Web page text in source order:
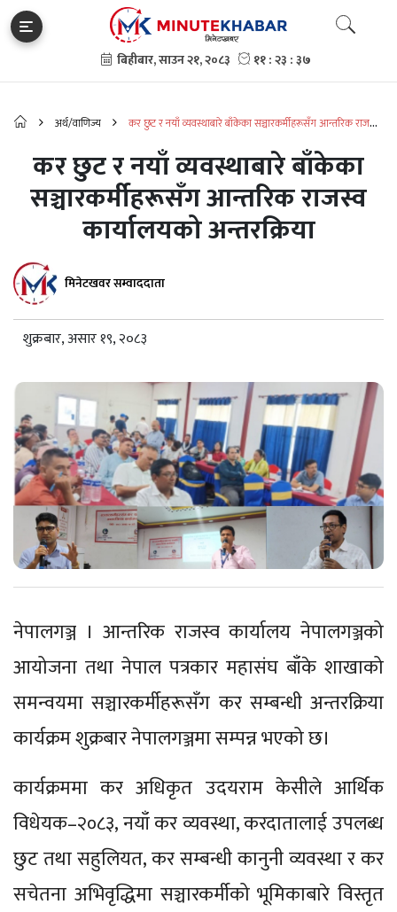
अर्थ/वाणिज्य
कर छुट र नयाँ व्यवस्थाबारे बाँकेका सञ्चारकर्मीहरूसँग आन्तरिक राजस्व
कर छुट र नयाँ व्यवस्थाबारे बाँकेका
सञ्चारकर्मीहरूसँग आन्तरिक राजस्व
कार्यालयको अन्तरक्रिया
मिनेटखवर सम्वाददाता
शुक्रबार, असार १९, २०८३
नेपालगञ्ज । आन्तरिक राजस्व कार्यालय नेपालगञ्जको
आयोजना तथा नेपाल पत्रकार महासंघ बाँके शाखाको
समन्वयमा सञ्चारकर्मीहरूसँग कर सम्बन्धी अन्तरक्रिया
कार्यक्रम शुक्रबार नेपालगञ्जमा सम्पन्न भएको छ।
कार्यक्रममा कर अधिकृत उदयराम केसीले आर्थिक
विधेयक–२०८३, नयाँ कर व्यवस्था, करदातालाई उपलब्ध
छुट तथा सहुलियत, कर सम्बन्धी कानुनी व्यवस्था र कर
सचेतना अभिवृद्धिमा सञ्चारकर्मीको भूमिकाबारे विस्तृत